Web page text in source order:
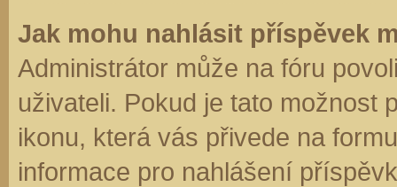
Jak mohu nahlásit příspěvek
Administrátor může na fóru
uživateli. Pokud je tato možnost
ikonu, která vás přivede na
informace pro nahlášení